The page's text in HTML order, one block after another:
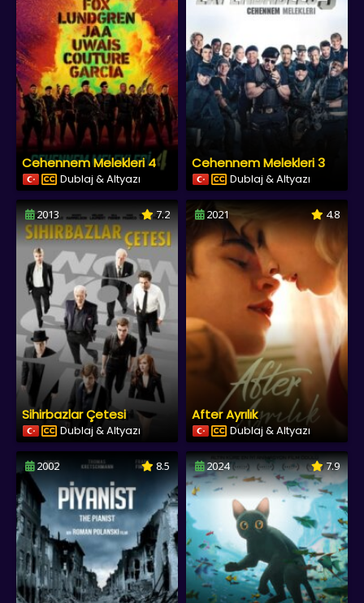
Cehennem Melekleri 4
Dublaj & Altyazı
Cehennem Melekleri 3
Dublaj & Altyazı
2013 7.2
Sihirbazlar Çetesi
Dublaj & Altyazı
2021 4.8
After Ayrılık
Dublaj & Altyazı
2002 8.5 2024 7.9